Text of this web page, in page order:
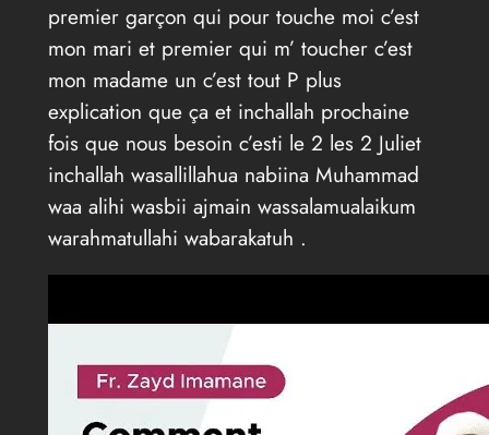
premier garçon qui pour touche moi c’est
mon mari et premier qui m’ toucher c’est
mon madame un c’est tout P plus
explication que ça et inchallah prochaine
fois que nous besoin c’esti le 2 les 2 Juliet
inchallah wasallillahua nabiina Muhammad
waa alihi wasbii ajmain wassalamualaikum
warahmatullahi wabarakatuh .